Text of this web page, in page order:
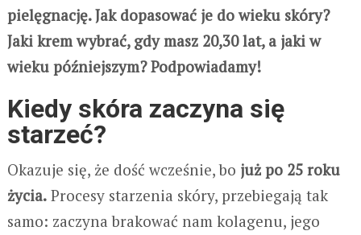
pielęgnację. Jak dopasować je do wieku skóry?
Jaki krem wybrać, gdy masz 20,30 lat, a jaki w
wieku późniejszym? Podpowiadamy!
Kiedy skóra zaczyna się
starzeć?
Okazuje się, że dość wcześnie, bo już po 25 roku
życia.Procesy starzenia skóry, przebiegają tak
samo: zaczyna brakować nam kolagenu, jego